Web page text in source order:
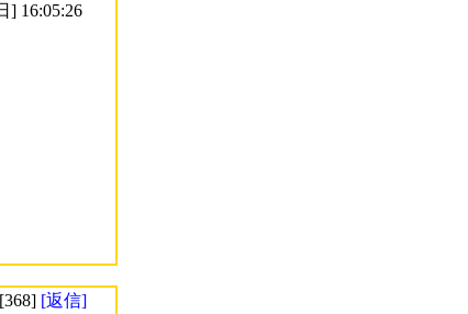
] 16:05:26
[返信]